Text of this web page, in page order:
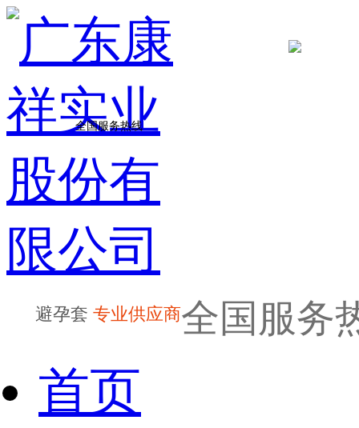
避孕套 专业供应商全国服务
首页
全国服务热线